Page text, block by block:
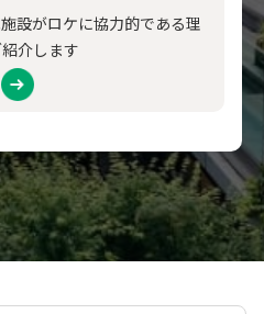
設がロケに協力的である理
介します